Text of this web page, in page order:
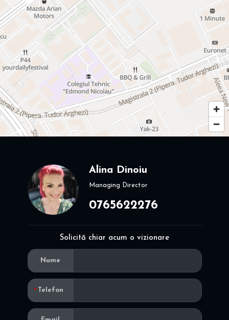
Alina Dinoiu
Managing Director
0765622276
Solicită chiar acum o vizionare
Nume
Telefon